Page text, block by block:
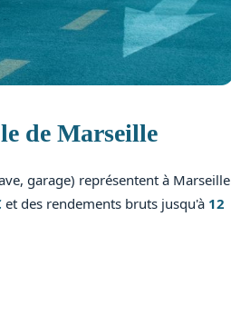
de Marseille
garage) représentent à Marseille
et des rendements bruts jusqu'à 12